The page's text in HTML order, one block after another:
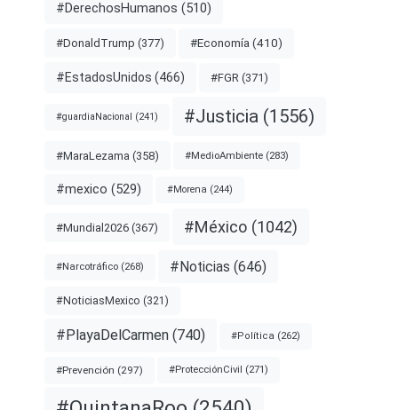
#DerechosHumanos (510)
#DonaldTrump (377) #Economía (410)
#EstadosUnidos (466) #FGR (371)
#guardiaNacional (241) #Justicia (1556)
#MaraLezama (358) #MedioAmbiente (283)
#mexico (529) #Morena (244)
#Mundial2026 (367) #México (1042)
#Narcotráfico (268) #Noticias (646)
#NoticiasMexico (321)
#PlayaDelCarmen (740) #Política (262)
#Prevención (297) #ProtecciónCivil (271)